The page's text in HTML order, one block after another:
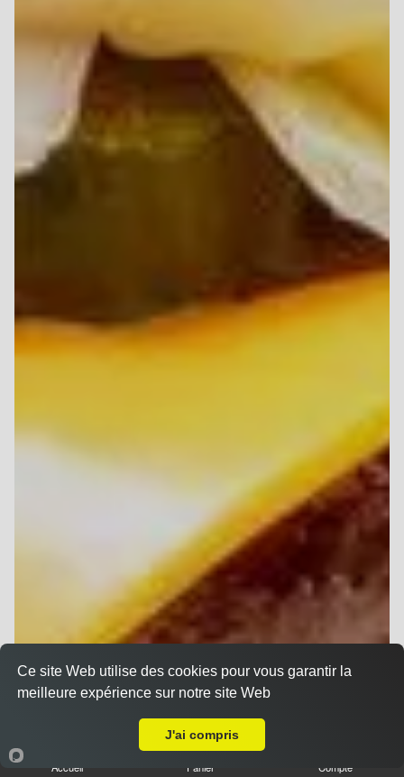
Accueil Panier Compte
Ce site Web utilise des cookies pour vous garantir la
meilleure expérience sur notre site Web
J'ai compris